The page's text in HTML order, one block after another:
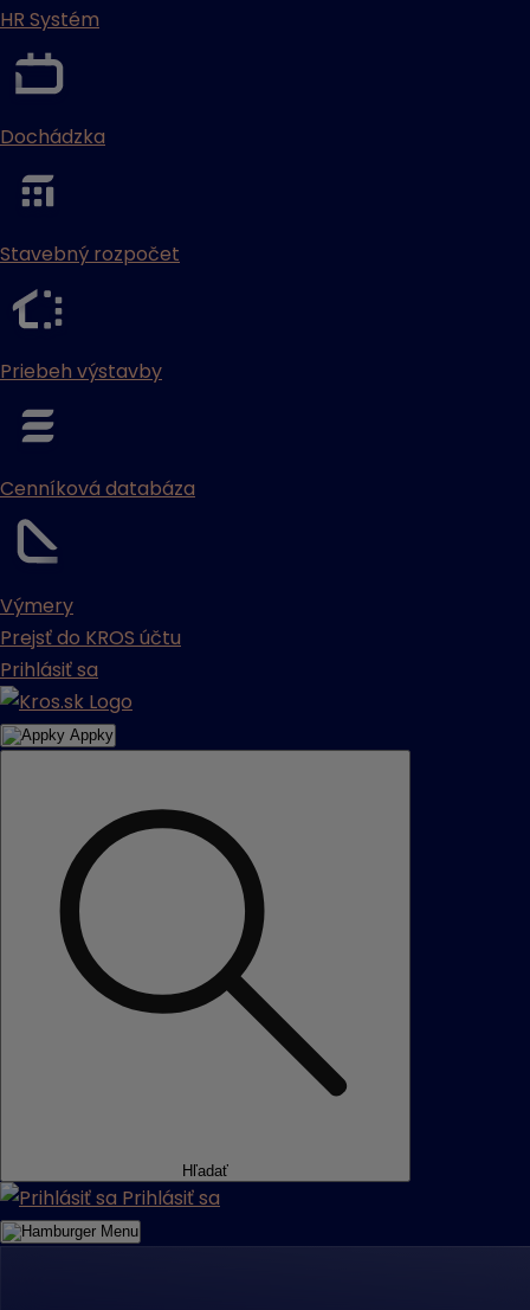
HR Systém
Dochádzka
Stavebný rozpočet
Priebeh výstavby
Cenníková databáza
Výmery
Prejsť do KROS účtu
Prihlásiť sa
Appky
Hľadať
Prihlásiť sa
Menu